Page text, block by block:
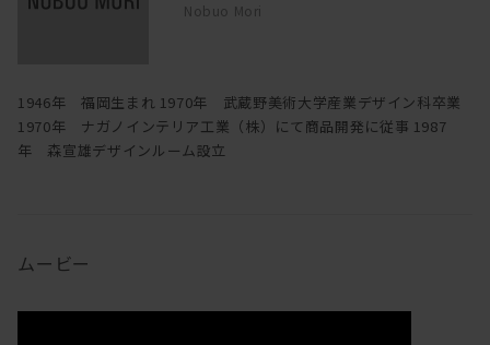
Nobuo Mori
1946年 福岡生まれ 1970年 武蔵野美術大学産業デザイン科卒業
1970年 ナガノインテリア工業（株）にて商品開発に従事 1987
年 森宣雄デザインルーム設立
ムービー